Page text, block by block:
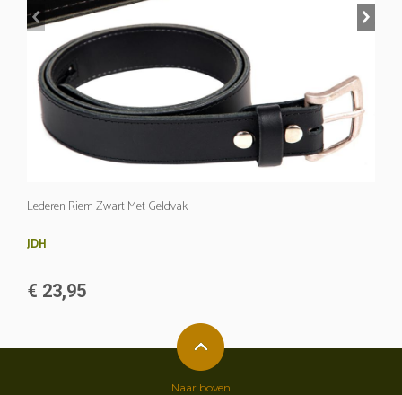
Lederen Riem Zwart Met Geldvak
JDH
€ 23,95
prev
Naar boven